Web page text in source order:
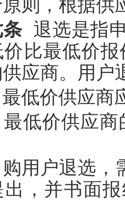
则，根据供
退选是指
比最低价
应商。用户
低价供应商
低价供应商
用户退选，
出，并书面